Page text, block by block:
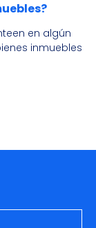
en algún
inmuebles